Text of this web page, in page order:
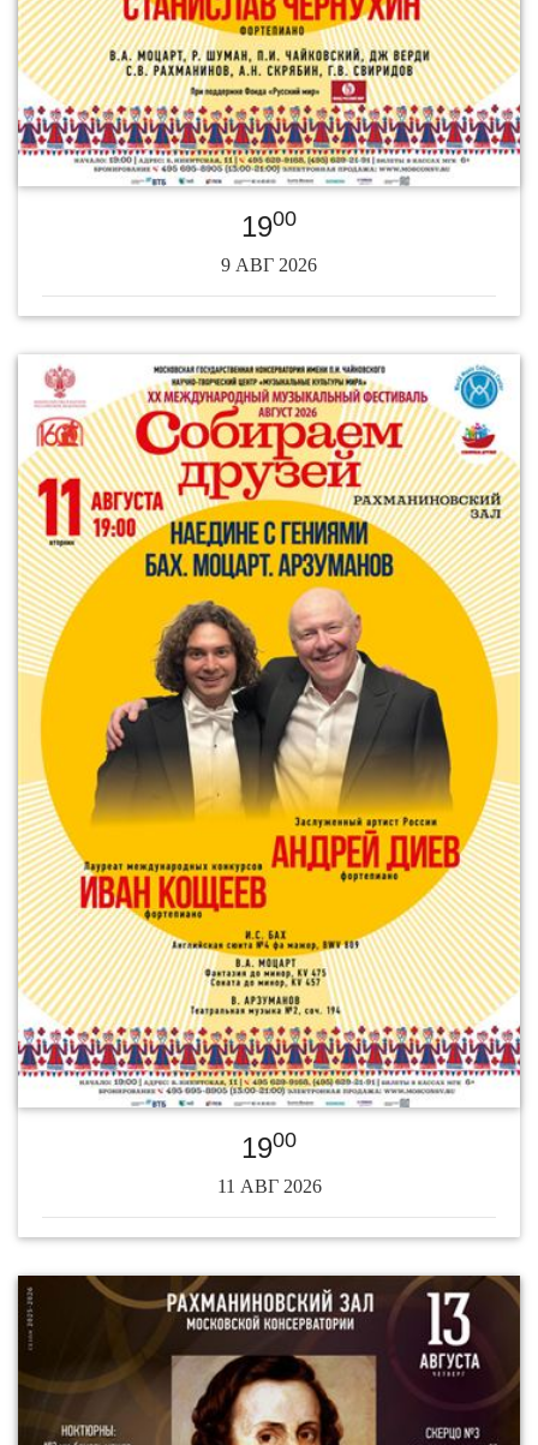
1900
9 АВГ 2026
1900
11 АВГ 2026